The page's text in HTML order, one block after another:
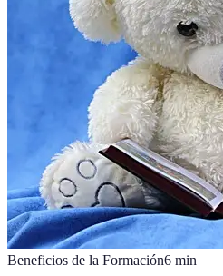
Beneficios de la Formación6 min